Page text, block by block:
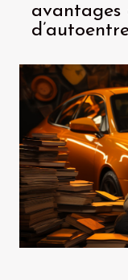
avantages